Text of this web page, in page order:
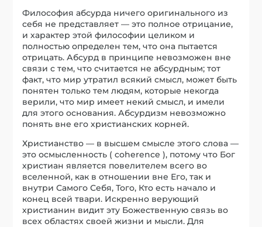
Философия абсурда ничего оригинального из
себя не представляет — это полное отрицание,
и характер этой философии целиком и
полностью определен тем, что она пытается
отрицать. Абсурд в принципе невозможен вне
связи с тем, что считается не абсурдным; тот
факт, что мир утратил всякий смысл, может быть
понятен только тем людям, которые некогда
верили, что мир имеет некий смысл, и имели
для этого основания. Абсурдизм невозможно
понять вне его христианских корней.
Христианство — в высшем смысле этого слова —
это осмысленность ( coherence ), потому что Бог
христиан является повелителем всего во
вселенной, как в отношении вне Его, так и
внутри Самого Себя, Того, Кто есть начало и
конец всей твари. Искренно верующий
христианин видит эту Божественную связь во
всех областях своей жизни и мысли. Для